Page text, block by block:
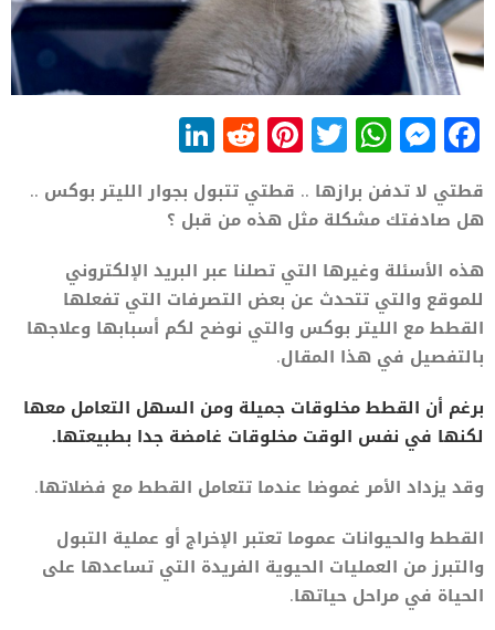
Facebook
Messenger
WhatsApp
Twitter
Pinterest
Reddit
قطتي لا تدفن برازها .. قطتي تتبول بجوار الليتر بوكس ..
هل صادفتك مشكلة مثل هذه من قبل ؟
هذه الأسئلة وغيرها التي تصلنا عبر البريد الإلكتروني
للموقع والتي تتحدث عن بعض التصرفات التي تفعلها
القطط مع الليتر بوكس والتي نوضح لكم أسبابها وعلاجها
بالتفصيل في هذا المقال.
برغم أن القطط مخلوقات جميلة ومن السهل التعامل معها
لكنها في نفس الوقت مخلوقات غامضة جدا بطبيعتها.
وقد يزداد الأمر غموضا عندما تتعامل القطط مع فضلاتها.
القطط والحيوانات عموما تعتبر الإخراج أو عملية التبول
والتبرز من العمليات الحيوية الفريدة التي تساعدها على
الحياة في مراحل حياتها.